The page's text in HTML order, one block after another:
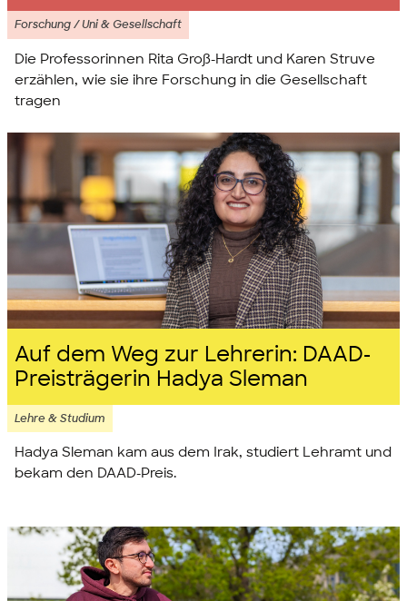
Forschung / Uni & Gesellschaft
Die Professorinnen Rita Groß-Hardt und Karen Struve
erzählen, wie sie ihre Forschung in die Gesellschaft
tragen
Auf dem Weg zur Lehrerin: DAAD-
Preisträgerin Hadya Sleman
Lehre & Studium
Hadya Sleman kam aus dem Irak, studiert Lehramt und
bekam den DAAD-Preis.